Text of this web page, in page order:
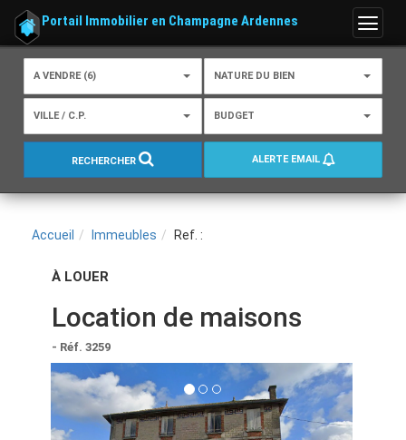
Menu
Portail Immobilier en Champagne Ardennes
A VENDRE (6) NATURE DU BIEN
VILLE / C.P. BUDGET
RECHERCHER ALERTE EMAIL
Accueil Immeubles Ref. :
À LOUER
Location de maisons
- Réf. 3259